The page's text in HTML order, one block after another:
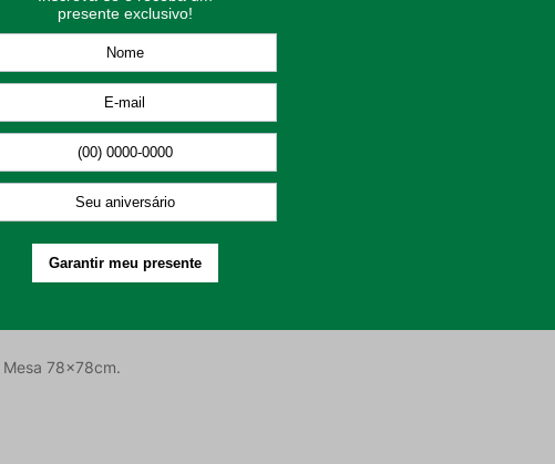
botânica com folhas e flores;
especial do produto, que permite que você limpe ele de forma facilitada
estantes e diversos outros locais da sua cozinha.
máxima de 30°C;
máxima de 60°C;
Mesa 78x78cm.